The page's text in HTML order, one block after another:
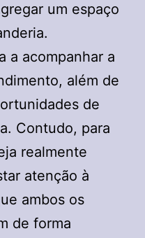
um espaço
a acompanhar a
além de
de
Contudo, para
realmente
atenção à
ambos os
de forma